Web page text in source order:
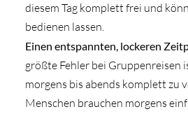
diesem Tag komplett frei und
bedienen lassen.
Einen entspannten, lockeren
größte Fehler bei Gruppenreisen
morgens bis abends komplett zu
Menschen brauchen morgens